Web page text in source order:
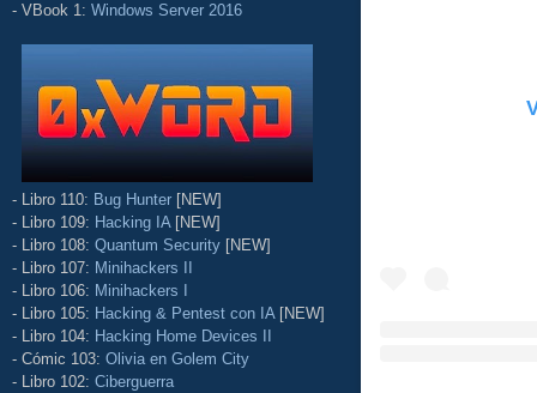
- VBook 1: Windows Server 2016
- Libro 110: Bug Hunter [NEW]
- Libro 109: Hacking IA [NEW]
- Libro 108: Quantum Security [NEW]
- Libro 107: Minihackers II
- Libro 106: Minihackers I
- Libro 105: Hacking & Pentest con IA [NEW]
- Libro 104: Hacking Home Devices II
- Cómic 103: Olivia en Golem City
- Libro 102: Ciberguerra